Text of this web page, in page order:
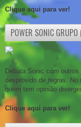
Clique aqui para ver!
POWER SONIC GRUPO
Debata Sonic com
desprovido de regras. No
quem tem opinião
Clique aqui para ver!